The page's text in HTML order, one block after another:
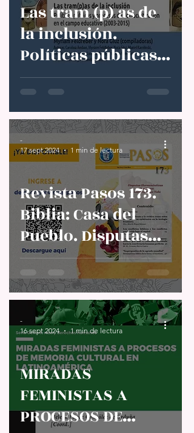
Las tram (p) as de
la inclusión.
Políticas públicas y
procesos de
democratización.
Myriam Feldfeber
Revista Pasos 173.
Biblia: Casa del
Pueblo. Disputas
hermenéuticas y
conflictos en
América Latina
-
17 sept 2024
1 min de lectura
MIRADAS
FEMINISTAS A
PROCESOS DE
-
16 sept 2024
1 min de lectura